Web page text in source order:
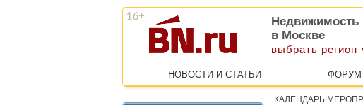
Недвижимость
в Москве
выбрать регион
НОВОСТИ И СТАТЬИ ФОРУМ
КАЛЕНДАРЬ